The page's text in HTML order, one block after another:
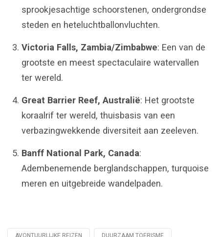
sprookjesachtige schoorstenen, ondergrondse
steden en heteluchtballonvluchten.
Victoria Falls, Zambia/Zimbabwe: Een van de
grootste en meest spectaculaire watervallen
ter wereld.
Great Barrier Reef, Australië: Het grootste
koraalrif ter wereld, thuisbasis van een
verbazingwekkende diversiteit aan zeeleven.
Banff National Park, Canada:
Adembenemende berglandschappen, turquoise
meren en uitgebreide wandelpaden.
AVONTUURLIJKE REIZEN DUURZAAM TOERISME